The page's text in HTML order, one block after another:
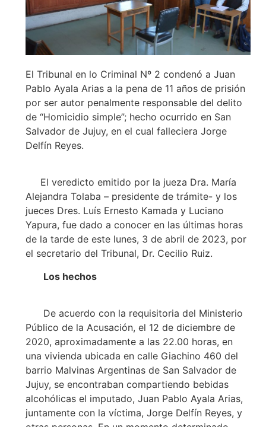
El Tribunal en lo Criminal Nº 2 condenó a Juan
Pablo Ayala Arias a la pena de 11 años de prisión
por ser autor penalmente responsable del delito
de “Homicidio simple”; hecho ocurrido en San
Salvador de Jujuy, en el cual falleciera Jorge
Delfín Reyes.
El veredicto emitido por la jueza Dra. María
Alejandra Tolaba – presidente de trámite- y los
jueces Dres. Luís Ernesto Kamada y Luciano
Yapura, fue dado a conocer en las últimas horas
de la tarde de este lunes, 3 de abril de 2023, por
el secretario del Tribunal, Dr. Cecilio Ruiz.
Los hechos
De acuerdo con la requisitoria del Ministerio
Público de la Acusación, el 12 de diciembre de
2020, aproximadamente a las 22.00 horas, en
una vivienda ubicada en calle Giachino 460 del
barrio Malvinas Argentinas de San Salvador de
Jujuy, se encontraban compartiendo bebidas
alcohólicas el imputado, Juan Pablo Ayala Arias,
juntamente con la víctima, Jorge Delfín Reyes, y